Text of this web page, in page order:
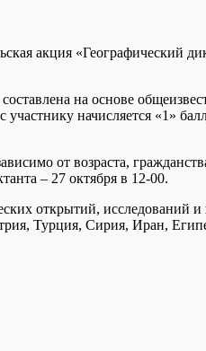
акция «Географический
на основе
начисляется «1»
от возраста,
– 27 октября в 12-00.
открытий, исследований
Турция, Сирия, Иран,